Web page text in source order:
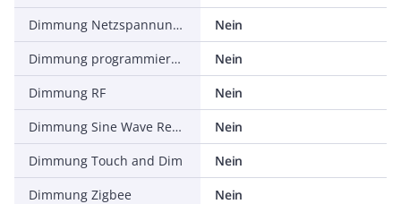
Dimmung Netzspannungsmodulation
Nein
Dimmung programmierbar
Nein
Dimmung RF
Nein
Dimmung Sine Wave Reduction
Nein
Dimmung Touch and Dim
Nein
Dimmung Zigbee
Nein